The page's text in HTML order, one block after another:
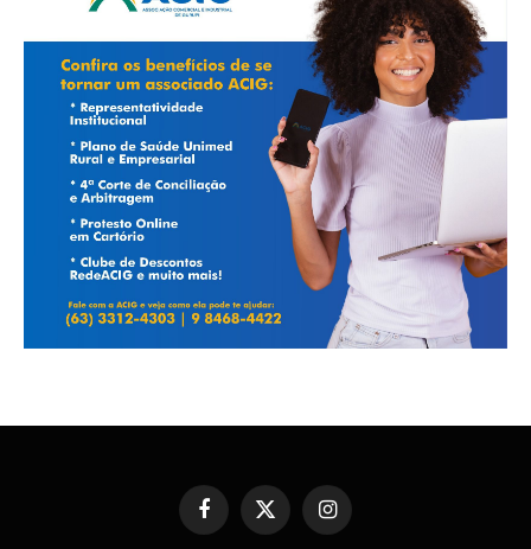
Facebook
X
(Twitter)
Instagram